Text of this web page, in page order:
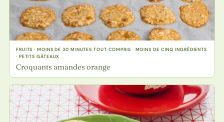
FRUITS · MOINS DE 30 MINUTES TOUT COMPRIS · MOINS DE CINQ INGRÉDIENTS
· PETITS GÂTEAUX
Croquants amandes orange